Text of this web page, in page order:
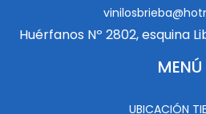
Huérfanos Nº 2802, esquina
MENÚ
UBICACIÓN